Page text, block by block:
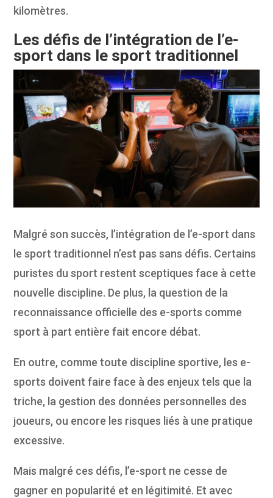
kilomètres.
Les défis de l’intégration de l’e-
sport dans le sport traditionnel
Malgré son succès, l’intégration de l’e-sport dans
le sport traditionnel n’est pas sans défis. Certains
puristes du sport restent sceptiques face à cette
nouvelle discipline. De plus, la question de la
reconnaissance officielle des e-sports comme
sport à part entière fait encore débat.
En outre, comme toute discipline sportive, les e-
sports doivent faire face à des enjeux tels que la
triche, la gestion des données personnelles des
joueurs, ou encore les risques liés à une pratique
excessive.
Mais malgré ces défis, l’e-sport ne cesse de
gagner en popularité et en légitimité. Et avec